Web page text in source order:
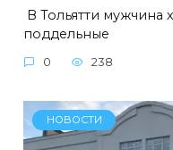
В Тольятти мужчина
поддельные
0 238
НОВОСТИ